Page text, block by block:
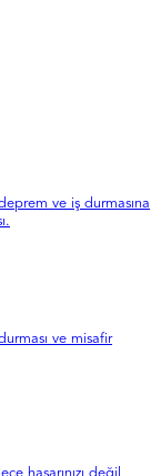
deprem ve iş durmasına
ve misafir